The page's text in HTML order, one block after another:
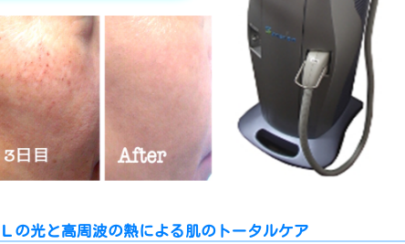
Ｌの光と高周波の熱による肌のトータルケア